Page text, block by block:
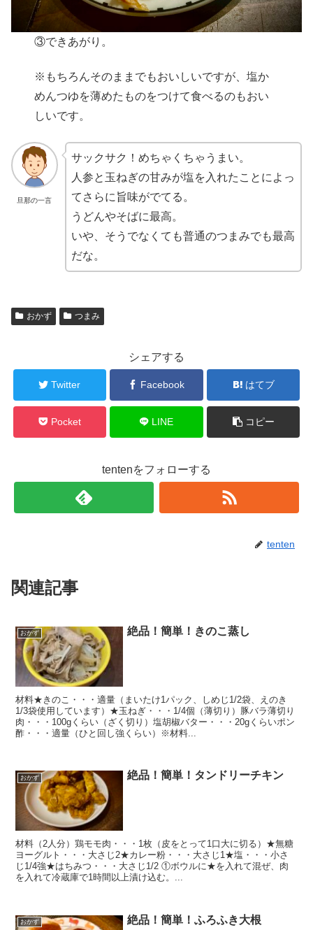
③できあがり。
※もちろんそのままでもおいしいですが、塩か
めんつゆを薄めたものをつけて食べるのもおい
しいです。
旦那の一言
サックサク！めちゃくちゃうまい。
人参と玉ねぎの甘みが塩を入れたことによっ
てさらに旨味がでてる。
うどんやそばに最高。
いや、そうでなくても普通のつまみでも最高
だな。
おかず つまみ
シェアする
Twitter Facebook はてブ
Pocket LINE コピー
tentenをフォローする
tenten
関連記事
おかず 絶品！簡単！きのこ蒸し
材料★きのこ・・・適量（まいたけ1パック、しめじ1/2袋、えのき
1/3袋使用しています）★玉ねぎ・・・1/4個（薄切り）豚バラ薄切り
肉・・・100gくらい（ざく切り）塩胡椒バター・・・20gくらいポン
酢・・・適量（ひと回し強くらい）※材料...
おかず 絶品！簡単！タンドリーチキン
材料（2人分）鶏モモ肉・・・1枚（皮をとって1口大に切る）★無糖
ヨーグルト・・・大さじ2★カレー粉・・・大さじ1★塩・・・小さ
じ1/4強★はちみつ・・・大さじ1/2 ①ボウルに★を入れて混ぜ、肉
を入れて冷蔵庫で1時間以上漬け込む。...
おかず 絶品！簡単！ふろふき大根